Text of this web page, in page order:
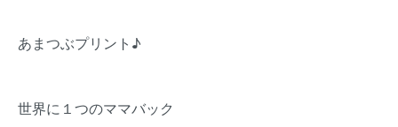
あまつぶプリント♪
世界に１つのママバック